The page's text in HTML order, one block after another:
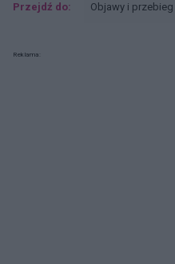
Przejdź do: Objawy i przebieg
Reklama: